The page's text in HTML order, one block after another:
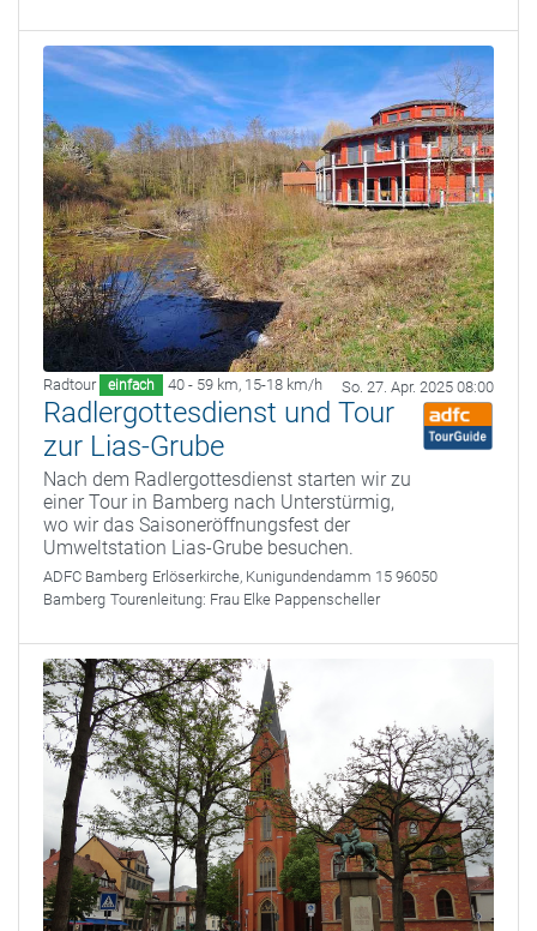
Radtour einfach 40 - 59 km, 15-18 km/h So. 27. Apr. 2025 08:00
Radlergottesdienst und Tour
zur Lias-Grube
Nach dem Radlergottesdienst starten wir zu
einer Tour in Bamberg nach Unterstürmig,
wo wir das Saisoneröffnungsfest der
Umweltstation Lias-Grube besuchen.
ADFC Bamberg Erlöserkirche, Kunigundendamm 15 96050
Bamberg Tourenleitung: Frau Elke Pappenscheller